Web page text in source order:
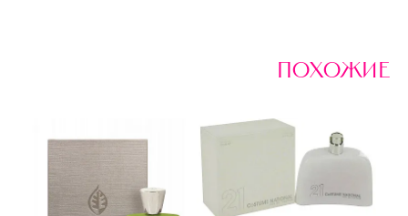
похожие